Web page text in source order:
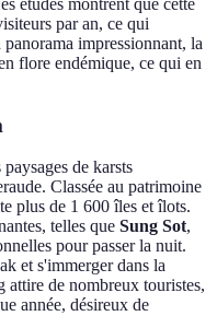
études montrent que cette
par an, ce qui
impressionnant, la
flore endémique, ce qui en
de karsts
Classée au patrimoine
plus de 1 600 îles et îlots.
telles que Sung Sot,
pour passer la nuit.
et s'immerger dans la
de nombreux touristes,
année, désireux de